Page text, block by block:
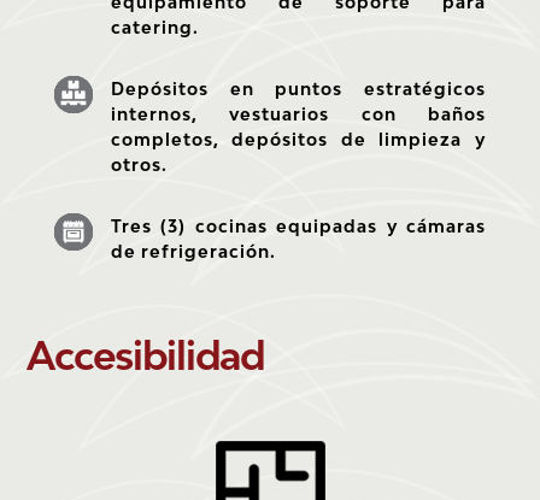
catering.
Depósitos en puntos estratégicos
internos, vestuarios con baños
completos, depósitos de limpieza y
otros.
Tres (3) cocinas equipadas y cámaras
de refrigeración.
Accesibilidad